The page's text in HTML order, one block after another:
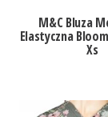
M&C Bluza
Elastyczna
Xs